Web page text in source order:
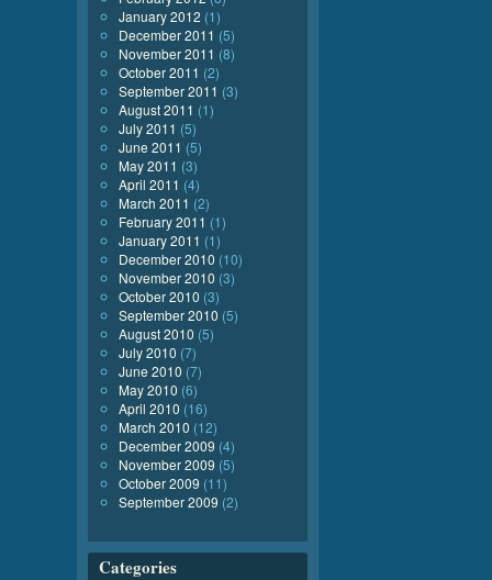
January 2012 (1)
December 2011 (5)
November 2011 (8)
October 2011 (2)
September 2011 (3)
August 2011 (1)
July 2011 (5)
June 2011 (5)
May 2011 (3)
April 2011 (4)
March 2011 (2)
February 2011 (1)
January 2011 (1)
December 2010 (10)
November 2010 (3)
October 2010 (3)
September 2010 (5)
August 2010 (5)
July 2010 (7)
June 2010 (7)
May 2010 (6)
April 2010 (16)
March 2010 (12)
December 2009 (4)
November 2009 (5)
October 2009 (11)
September 2009 (2)
Categories